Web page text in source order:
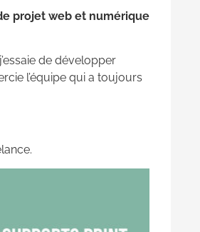
projet web et numérique
de développer
l’équipe qui a toujours